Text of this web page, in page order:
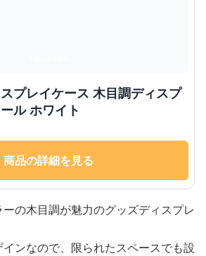
プレイケース 木目調ディスプ
ル ホワイト
商品の詳細を見る
の木目調が魅力のグッズディスプレ
ンなので、限られたスペースでも設